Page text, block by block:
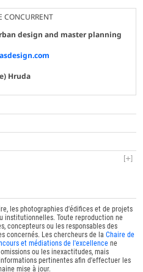
CONCURRENT
design and master planning
Hruda
les photographies d'édifices et de projets
institutionnelles. Toute reproduction ne
concepteurs ou les responsables des
concernés. Les chercheurs de laChaire de
et médiations de l'excellence ne
ou les inexactitudes, mais
pertinentes afin d'effectuer les
mise à jour.